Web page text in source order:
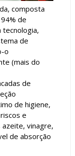
composta
94% de
tecnologia,
de
o
(mais do
de
de higiene,
e
azeite, vinagre,
de absorção